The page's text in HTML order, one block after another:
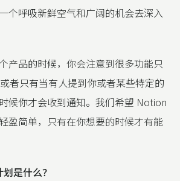
个呼吸新鲜空气和广阔的机会去深入
产品的时候，你会注意到很多功能只
者只有当有人提到你或者某些特定的
候你才会收到通知。我们希望 Notion
盈简单，只有在你想要的时候才有能
是什么？